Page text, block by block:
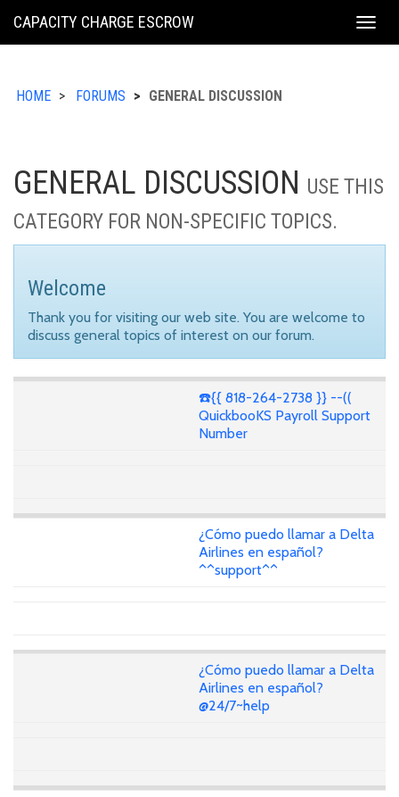
KING
CAPACITY CHARGE ESCROW
HOME FORUMS GENERAL DISCUSSION
GENERAL DISCUSSION USE THIS
CATEGORY FOR NON-SPECIFIC TOPICS.
Welcome
Thank you for visiting our web site. You are welcome to
discuss general topics of interest on our forum.
☎️{{ 818-264-2738 }} --((
QuickbooKS Payroll Support
Number
¿Cómo puedo llamar a Delta
Airlines en español?
^^support^^
¿Cómo puedo llamar a Delta
Airlines en español?
@24/7~help